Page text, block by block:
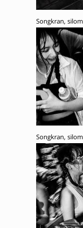
Songkran, silom
Songkran, silom